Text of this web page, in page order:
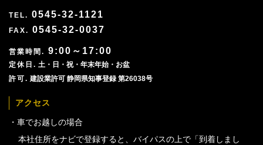
0545-32-1121
0545-32-0037
9:00～17:00
土・日・祝・年末年始・お盆
建設業許可 静岡県知事登録 第26038号
アクセス
車でお越しの場合
本社住所をナビで登録すると、バイパスの上で「到着しまし